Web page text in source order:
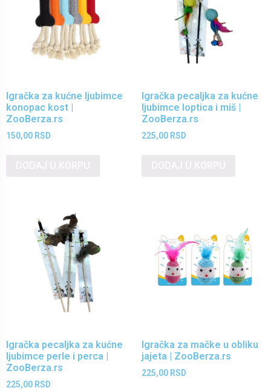
Igračka za kućne ljubimce
konopac kost |
ZooBerza.rs
150,00 RSD
Igračka pecaljka za kućne
ljubimce loptica i miš |
ZooBerza.rs
225,00 RSD
Igračka pecaljka za kućne
ljubimce perle i perca |
ZooBerza.rs
225,00 RSD
Igračka za mačke u obliku
jajeta | ZooBerza.rs
225,00 RSD